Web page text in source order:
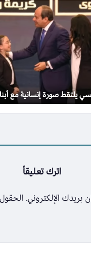
يلتقط صورة إنسانية مع
اترك تعليقاً
بريدك الإلكتروني.